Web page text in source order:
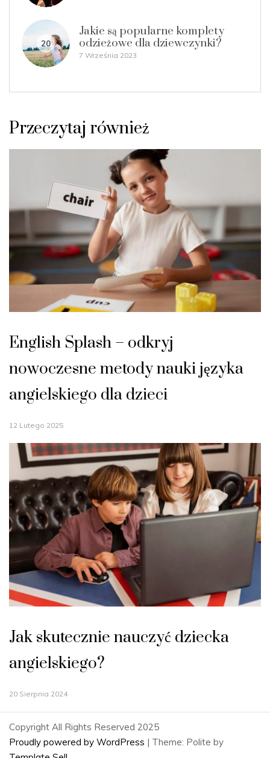
20
Jakie są popularne komplety
odzieżowe dla dziewczynki?
7 Września 2023
Przeczytaj również
English Splash – odkryj
nowoczesne metody nauki języka
angielskiego dla dzieci
12 Lutego 2025
Jak skutecznie nauczyć dziecka
angielskiego?
20 Sierpnia 2024
Copyright All Rights Reserved 2025
Proudly powered by WordPress | Theme: Polite by